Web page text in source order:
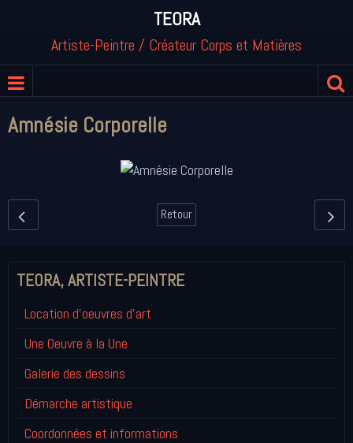
TEORA
Artiste-Peintre / Créateur Corps et Matières
Amnésie Corporelle
Retour
TEORA, ARTISTE-PEINTRE
Location d'oeuvres d'art
Une Oeuvre à la Une
Galerie des dessins
Démarche artistique
Coordonnées et informations